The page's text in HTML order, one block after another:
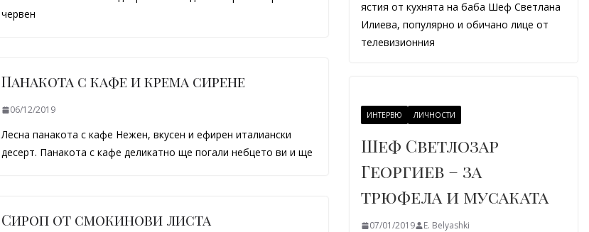
червен
Панакота с кафе и крема сирене
06/12/2019
Лесна панакота с кафе Нежен, вкусен и ефирен италиански
десерт. Панакота с кафе деликатно ще погали небцето ви и ще
Сироп от смокинови листа
ястия от кухнята на баба Шеф Светлана
Илиева, популярно и обичано лице от
телевизионния
ИНТЕРВЮ ЛИЧНОСТИ
Шеф Светлозар
Георгиев – за
трюфела и мусаката
07/01/2019 E. Belyashki